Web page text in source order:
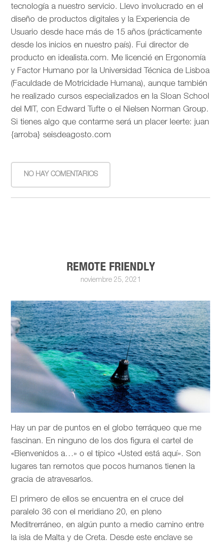
tecnología a nuestro servicio. Llevo involucrado en el
diseño de productos digitales y la Experiencia de
Usuario desde hace más de 15 años (prácticamente
desde los inicios en nuestro país). Fui director de
producto en idealista.com. Me licencié en Ergonomía
y Factor Humano por la Universidad Técnica de Lisboa
(Faculdade de Motricidade Humana), aunque también
he realizado cursos especializados en la Sloan School
del MIT, con Edward Tufte o el Nielsen Norman Group.
Si tienes algo que contarme será un placer leerte: juan
{arroba} seisdeagosto.com
NO HAY COMENTARIOS
REMOTE FRIENDLY
noviembre 25, 2021
Hay un par de puntos en el globo terráqueo que me
fascinan. En ninguno de los dos figura el cartel de
«Bienvenidos a…» o el típico «Usted está aquí». Son
lugares tan remotos que pocos humanos tienen la
gracia de atravesarlos.
El primero de ellos se encuentra en el cruce del
paralelo 36 con el meridiano 20, en pleno
Meditrerráneo, en algún punto a medio camino entre
la isla de Malta y de Creta. Desde este enclave se